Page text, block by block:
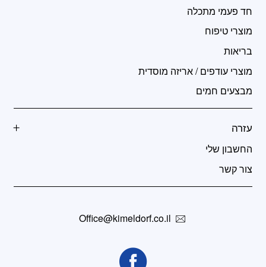
חד פעמי מתכלה
מוצרי טיפוח
בריאות
מוצרי עודפים / אריזה מוסדית
מבצעים חמים
עזרה
החשבון שלי
צור קשר
Office@kimeldorf.co.il